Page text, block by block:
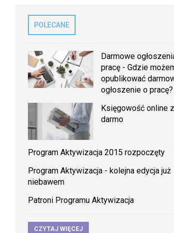
POLECANE
Darmowe
pracę - Gdzie
opublikować
ogłoszenie o pracę?
Księgowość online
darmo
Program Aktywizacja 2015 rozpoczęty
Program Aktywizacja - kolejna edycja już
niebawem
Patroni Programu Aktywizacja
CZYTAJ WIĘCEJ